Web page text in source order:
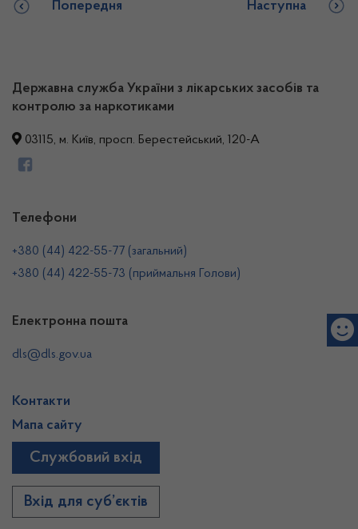
Попередня Наступна
Державна служба України з лікарських засобів та
контролю за наркотиками
03115, м. Київ, просп. Берестейський, 120-А
Телефони
+380 (44) 422-55-77 (загальний)
+380 (44) 422-55-73 (приймальня Голови)
Електронна пошта
dls@dls.gov.ua
Контакти
Мапа сайту
Службовий вхід
Вхід для суб’єктів